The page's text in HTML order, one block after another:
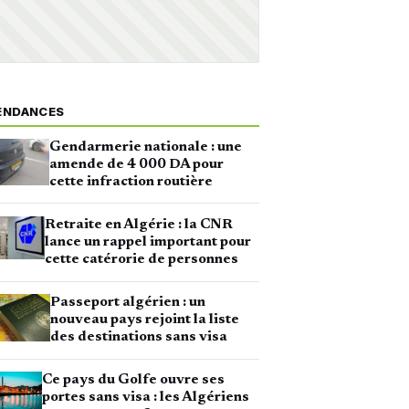
Gendarmerie nationale : une
amende de 4 000 DA pour
cette infraction routière
Retraite en Algérie : la CNR
lance un rappel important pour
cette catérorie de personnes
Passeport algérien : un
nouveau pays rejoint la liste
des destinations sans visa
Ce pays du Golfe ouvre ses
portes sans visa : les Algériens